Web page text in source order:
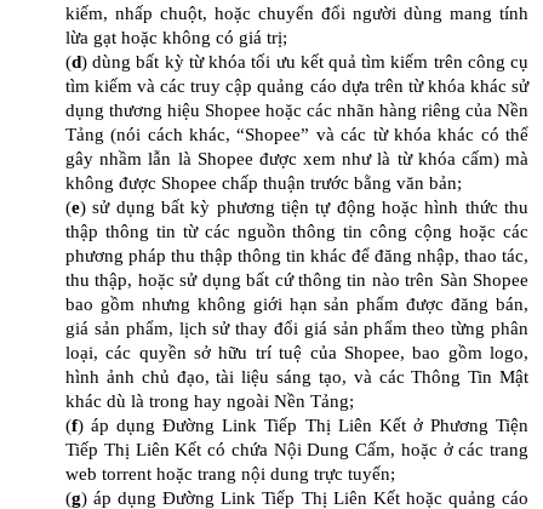
kiếm, nhấp chuột, hoặc chuyển đổi người dùng mang tính
lừa gạt hoặc không có giá trị;
(d) dùng bất kỳ từ khóa tối ưu kết quả tìm kiếm trên công cụ
tìm kiếm và các truy cập quảng cáo dựa trên từ khóa khác sử
dụng thương hiệu Shopee hoặc các nhãn hàng riêng của Nền
Tảng (nói cách khác, “Shopee” và các từ khóa khác có thể
gây nhầm lẫn là Shopee được xem như là từ khóa cấm) mà
không được Shopee chấp thuận trước bằng văn bản;
(e) sử dụng bất kỳ phương tiện tự động hoặc hình thức thu
thập thông tin từ các nguồn thông tin công cộng hoặc các
phương pháp thu thập thông tin khác để đăng nhập, thao tác,
thu thập, hoặc sử dụng bất cứ thông tin nào trên Sàn Shopee
bao gồm nhưng không giới hạn sản phẩm được đăng bán,
giá sản phẩm, lịch sử thay đổi giá sản phẩm theo từng phân
loại, các quyền sở hữu trí tuệ của Shopee, bao gồm logo,
hình ảnh chủ đạo, tài liệu sáng tạo, và các Thông Tin Mật
khác dù là trong hay ngoài Nền Tảng;
(f) áp dụng Đường Link Tiếp Thị Liên Kết ở Phương Tiện
Tiếp Thị Liên Kết có chứa Nội Dung Cấm, hoặc ở các trang
web torrent hoặc trang nội dung trực tuyến;
(g) áp dụng Đường Link Tiếp Thị Liên Kết hoặc quảng cáo